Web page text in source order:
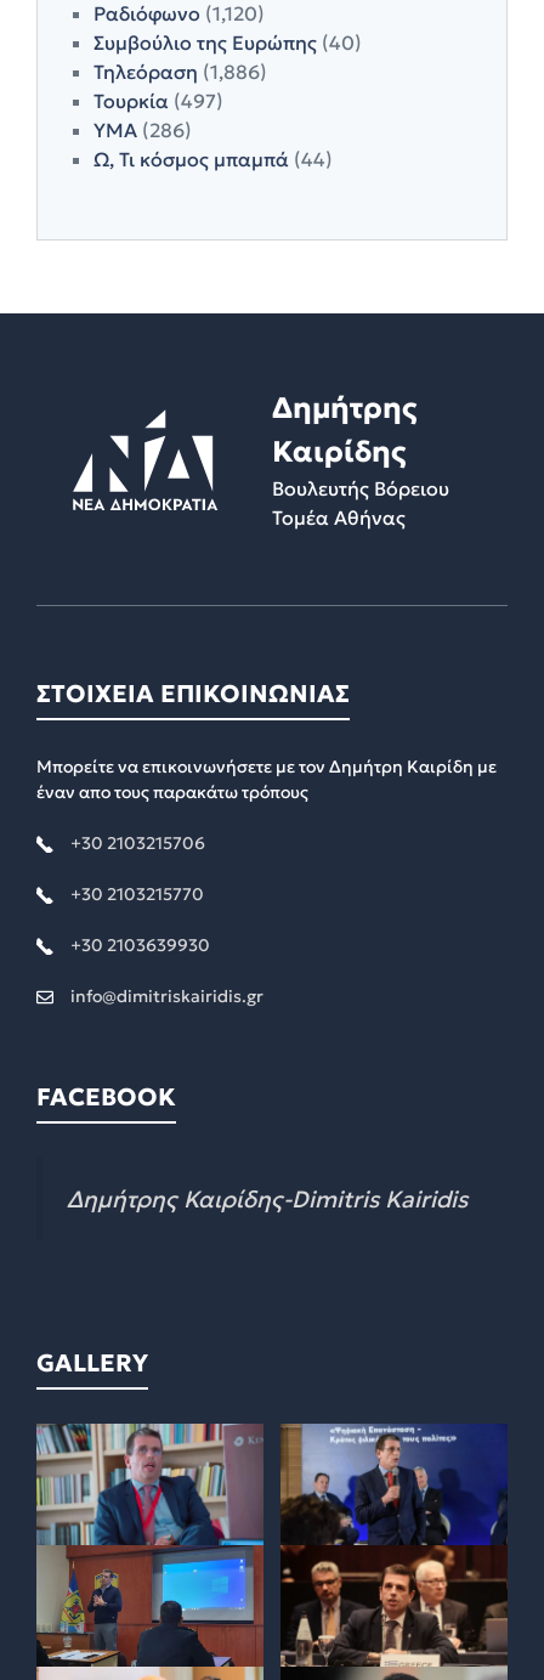
Ραδιόφωνο (1,120)
Συμβούλιο της Ευρώπης (40)
Τηλεόραση (1,886)
Τουρκία (497)
ΥΜΑ (286)
Ω, Τι κόσμος μπαμπά (44)
Δημήτρης
Καιρίδης
Βουλευτής Βόρειου
Τομέα Αθήνας
ΣΤΟΙΧΕΙΑ ΕΠΙΚΟΙΝΩΝΙΑΣ
Μπορείτε να επικοινωνήσετε με τον Δημήτρη Καιρίδη με
έναν απο τους παρακάτω τρόπους
+30 2103215706
+30 2103215770
+30 2103639930
info@dimitriskairidis.gr
FACEBOOK
Δημήτρης Καιρίδης-Dimitris Kairidis
GALLERY